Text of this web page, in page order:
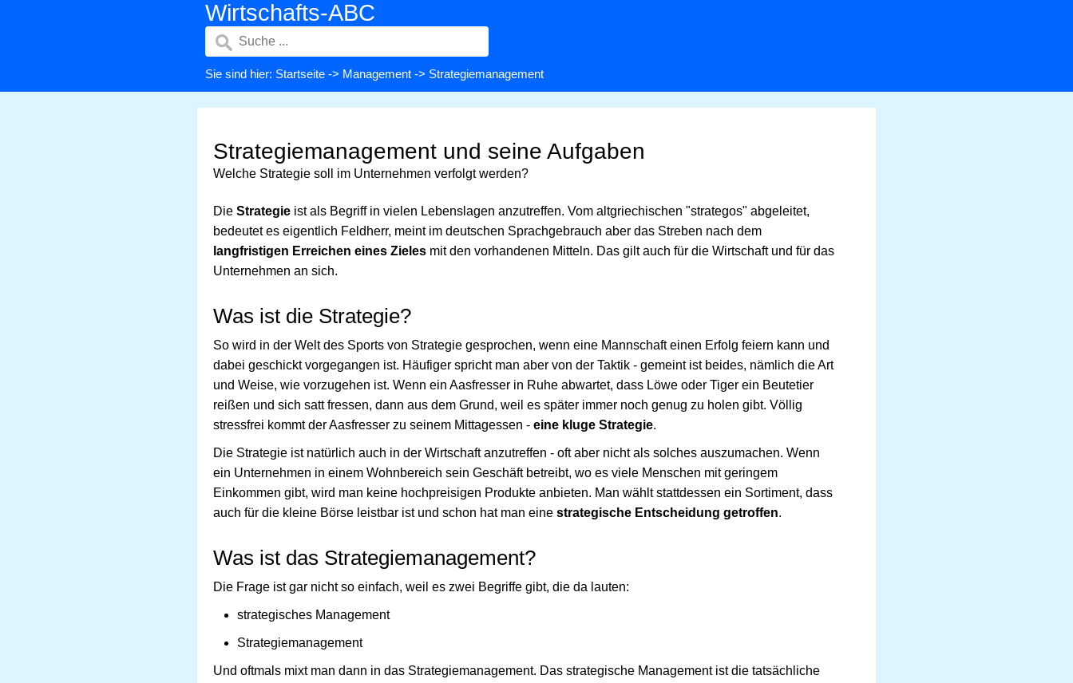
Wirtschafts-ABC
Sie sind hier: Startseite -> Management -> Strategiemanagement
Strategiemanagement und seine Aufgaben
Welche Strategie soll im Unternehmen verfolgt werden?
Die Strategie ist als Begriff in vielen Lebenslagen anzutreffen. Vom altgriechischen "strategos" abgeleitet,
bedeutet es eigentlich Feldherr, meint im deutschen Sprachgebrauch aber das Streben nach dem
langfristigen Erreichen eines Zieles mit den vorhandenen Mitteln. Das gilt auch für die Wirtschaft und für das
Unternehmen an sich.
Was ist die Strategie?
So wird in der Welt des Sports von Strategie gesprochen, wenn eine Mannschaft einen Erfolg feiern kann und
dabei geschickt vorgegangen ist. Häufiger spricht man aber von der Taktik - gemeint ist beides, nämlich die Art
und Weise, wie vorzugehen ist. Wenn ein Aasfresser in Ruhe abwartet, dass Löwe oder Tiger ein Beutetier
reißen und sich satt fressen, dann aus dem Grund, weil es später immer noch genug zu holen gibt. Völlig
stressfrei kommt der Aasfresser zu seinem Mittagessen - eine kluge Strategie.
Die Strategie ist natürlich auch in der Wirtschaft anzutreffen - oft aber nicht als solches auszumachen. Wenn
ein Unternehmen in einem Wohnbereich sein Geschäft betreibt, wo es viele Menschen mit geringem
Einkommen gibt, wird man keine hochpreisigen Produkte anbieten. Man wählt stattdessen ein Sortiment, dass
auch für die kleine Börse leistbar ist und schon hat man eine strategische Entscheidung getroffen.
Was ist das Strategiemanagement?
Die Frage ist gar nicht so einfach, weil es zwei Begriffe gibt, die da lauten:
strategisches Management
Strategiemanagement
Und oftmals mixt man dann in das Strategiemanagement. Das strategische Management ist die tatsächliche